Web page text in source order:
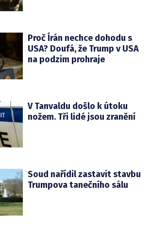
Proč Írán nechce dohodu s
USA? Doufá, že Trump v USA
na podzim prohraje
V Tanvaldu došlo k útoku
nožem. Tři lidé jsou zranění
Soud nařídil zastavit stavbu
Trumpova tanečního sálu